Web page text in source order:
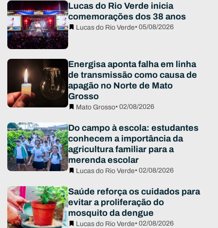
Lucas do Rio Verde inicia
comemorações dos 38 anos
Lucas do Rio Verde• 05/08/2026
Energisa aponta falha em linha
de transmissão como causa de
apagão no Norte de Mato
Grosso
Mato Grosso• 02/08/2026
Do campo à escola: estudantes
conhecem a importância da
agricultura familiar para a
merenda escolar
Lucas do Rio Verde• 02/08/2026
Saúde reforça os cuidados para
evitar a proliferação do
mosquito da dengue
Lucas do Rio Verde• 02/08/2026